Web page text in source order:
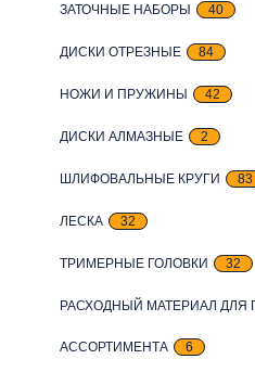
ЗАТОЧНЫЕ НАБОРЫ 40
ДИСКИ ОТРЕЗНЫЕ 84
НОЖИ И ПРУЖИНЫ 42
ДИСКИ АЛМАЗНЫЕ 2
ШЛИФОВАЛЬНЫЕ КРУГИ 83
ЛЕСКА 32
ТРИМЕРНЫЕ ГОЛОВКИ 32
РАСХОДНЫЙ МАТЕРИАЛ ДЛЯ
АССОРТИМЕНТА 6